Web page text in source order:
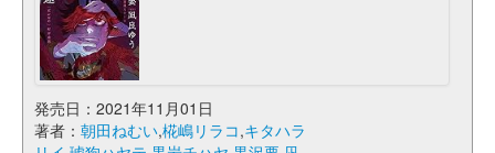
発売日：2021年11月01日
著者： 朝田ねむい,椛嶋リラコ,キタハラ